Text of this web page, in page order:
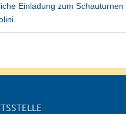
Einladung zum